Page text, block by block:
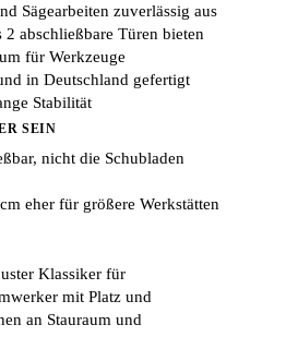
Sägearbeiten zuverlässig aus
2 abschließbare Türen bieten
für Werkzeuge
in Deutschland gefertigt
Stabilität
SEIN
nicht die Schubladen
eher für größere Werkstätten
Klassiker für
mit Platz und
an Stauraum und